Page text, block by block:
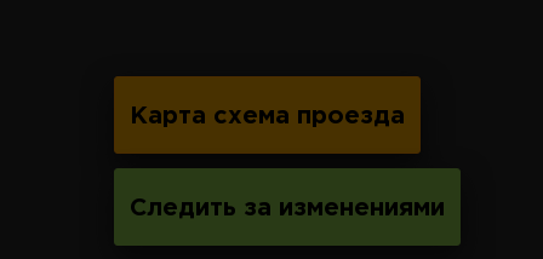
Карта схема проезда
Следить за изменениями